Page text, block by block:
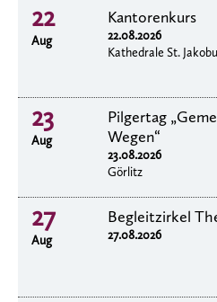
22
Aug
Kantorenkurs
22.08.2026
Kathedrale St.
23
Aug
Pilgertag
Wegen“
23.08.2026
Görlitz
27
Aug
Begleitzirkel
27.08.2026